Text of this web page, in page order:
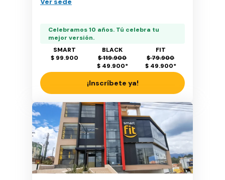
Celebramos 10 años. Tú celebra tu
mejor versión.
SMART
$ 99.900
BLACK
$ 119.900
$ 49.900*
FIT
$ 79.900
$ 49.900*
¡Inscríbete ya!